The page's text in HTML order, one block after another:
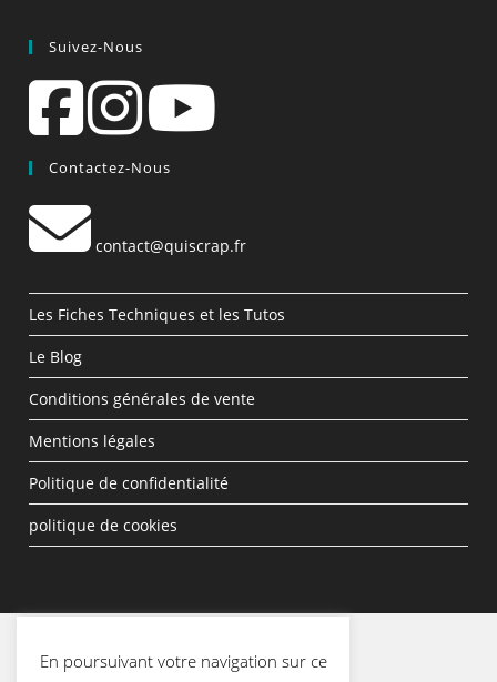
Suivez-Nous
Contactez-Nous
contact@quiscrap.fr
Les Fiches Techniques et les Tutos
Le Blog
Conditions générales de vente
Mentions légales
Politique de confidentialité
politique de cookies
En poursuivant votre navigation sur ce